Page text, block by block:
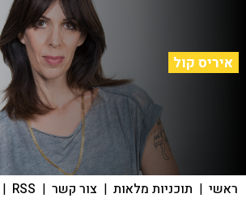
איריס קול
ראשי | תוכניות מלאות | צור קשר |
RSS
|